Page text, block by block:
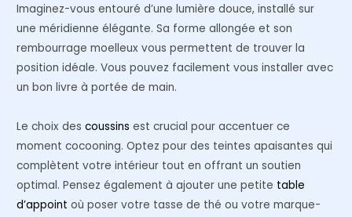
Imaginez-vous entouré d’une lumière douce, installé sur
une méridienne élégante. Sa forme allongée et son
rembourrage moelleux vous permettent de trouver la
position idéale. Vous pouvez facilement vous installer avec
un bon livre à portée de main.
Le choix descoussins est crucial pour accentuer ce
moment cocooning. Optez pour des teintes apaisantes qui
complètent votre intérieur tout en offrant un soutien
optimal. Pensez également à ajouter une petite table
d’appoint où poser votre tasse de thé ou votre marque-